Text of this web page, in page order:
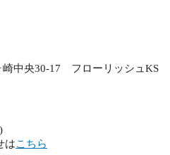
崎中央30-17 フローリッシュKS
はこちら